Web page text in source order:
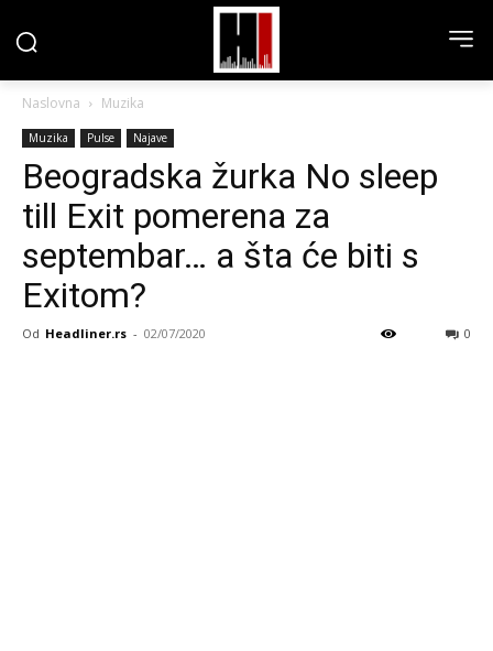
Naslovna Muzika
Muzika Pulse Najave
Beogradska žurka No sleep
till Exit pomerena za
septembar… a šta će biti s
Exitom?
Od Headliner.rs - 02/07/2020 0